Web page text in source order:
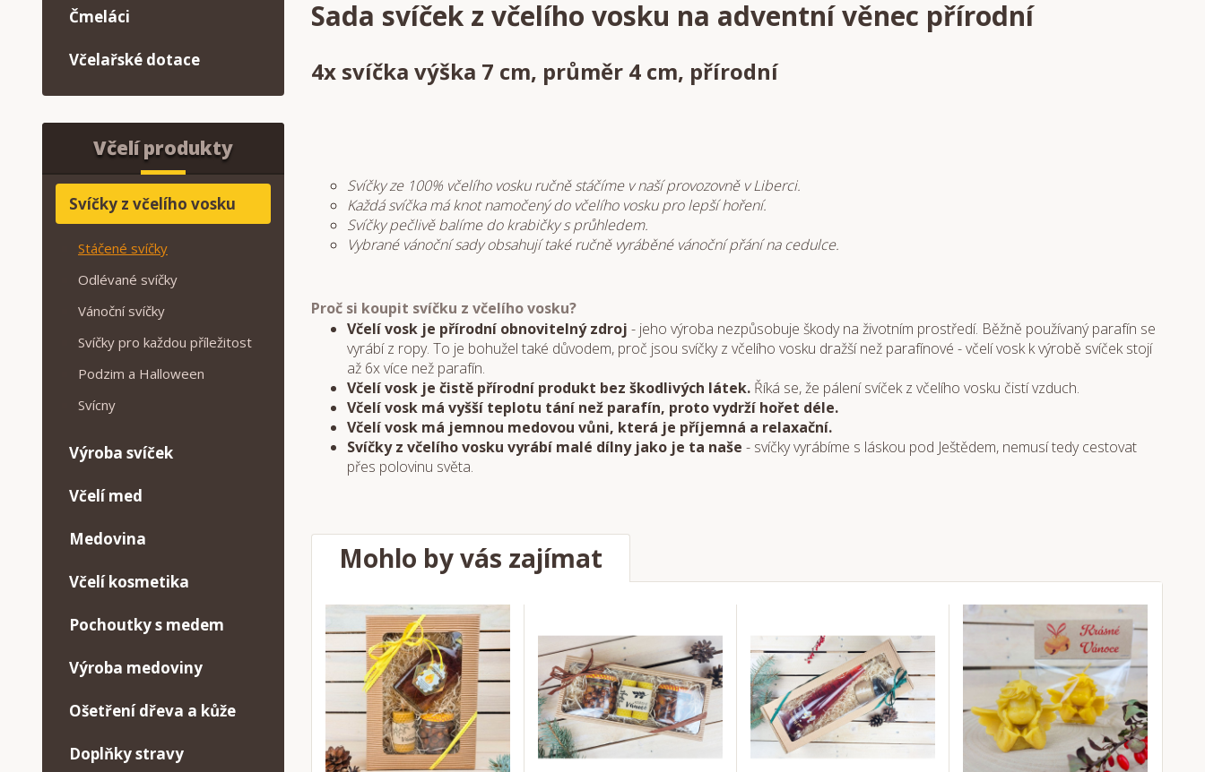
Sada svíček z včelího vosku na adventní věnec přírodní
4x svíčka výška 7 cm, průměr 4 cm, přírodní
Svíčky ze 100% včelího vosku ručně stáčíme v naší provozovně v Liberci.
Každá svíčka má knot namočený do včelího vosku pro lepší hoření.
Svíčky pečlivě balíme do krabičky s průhledem.
Vybrané vánoční sady obsahují také ručně vyráběné vánoční přání na cedulce.
Proč si koupit svíčku z včelího vosku?
Včelí vosk je přírodní obnovitelný zdroj - jeho výroba nezpůsobuje škody na životním prostředí. Běžně používaný parafín se
vyrábí z ropy. To je bohužel také důvodem, proč jsou svíčky z včelího vosku dražší než parafínové - včelí vosk k výrobě svíček stojí
až 6x více než parafín.
Včelí vosk je čistě přírodní produkt bez škodlivých látek. Říká se, že pálení svíček z včelího vosku čistí vzduch.
Včelí vosk má vyšší teplotu tání než parafín, proto vydrží hořet déle.
Včelí vosk má jemnou medovou vůni, která je příjemná a relaxační.
Svíčky z včelího vosku vyrábí malé dílny jako je ta naše - svíčky vyrábíme s láskou pod Ještědem, nemusí tedy cestovat
přes polovinu světa.
Mohlo by vás zajímat
Čmeláci
Včelařské dotace
Včelí produkty
Svíčky z včelího vosku
Stáčené svíčky
Odlévané svíčky
Vánoční svíčky
Svíčky pro každou příležitost
Podzim a Halloween
Svícny
Výroba svíček
Včelí med
Medovina
Včelí kosmetika
Pochoutky s medem
Výroba medoviny
Ošetření dřeva a kůže
Doplňky stravy